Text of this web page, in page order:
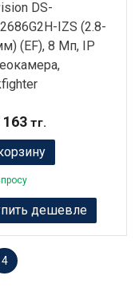
DS-
IZS (2.8-
(EF), 8 Мп, IP
163тг.
дешевле
4